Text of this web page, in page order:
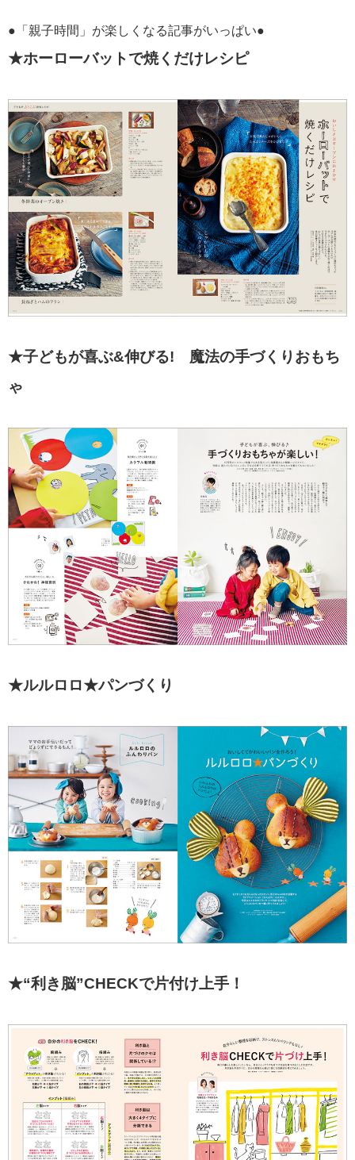
●「親子時間」が楽しくなる記事がいっぱい●
★ホーローバットで焼くだけレシピ
★子どもが喜ぶ&伸びる! 魔法の手づくりおもち
ゃ
★ルルロロ★パンづくり
★“利き脳”CHECKで片付け上手！